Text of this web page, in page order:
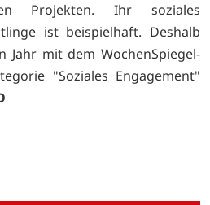
Projekten. Ihr soziales
ist beispielhaft. Deshalb
Jahr mit dem WochenSpiegel-
"Soziales Engagement"